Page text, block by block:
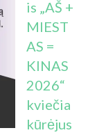
is „AŠ +
MIEST
AS =
KINAS
2026“
kviečia
kūrėjus